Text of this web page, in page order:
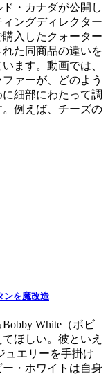
・カナダが公開し
ングディレクター
入したクォーター
た同商品の違いを
ます。動画では、
ァーが、どのよう
細部にわたって調
例えば、チーズの
ンを魔改造
White（ボビ
ほしい。彼といえ
ュエリーを手掛け
・ホワイトは自身